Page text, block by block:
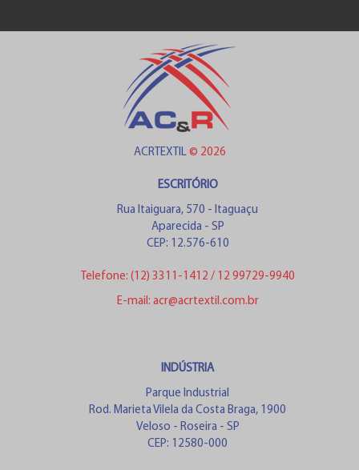
ACRTEXTIL © 2026
ESCRITÓRIO
Rua Itaiguara, 570 - Itaguaçu
Aparecida - SP
CEP: 12.576-610
Telefone: (12) 3311-1412 / 12 99729-9940
E-mail: acr@acrtextil.com.br
INDÚSTRIA
Parque Industrial
Rod. Marieta Vilela da Costa Braga, 1900
Veloso - Roseira - SP
CEP: 12580-000